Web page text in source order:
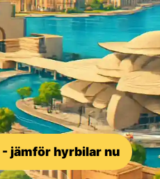
jämför hyrbilar nu